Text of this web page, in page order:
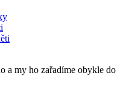
a my ho zařadíme obykle do